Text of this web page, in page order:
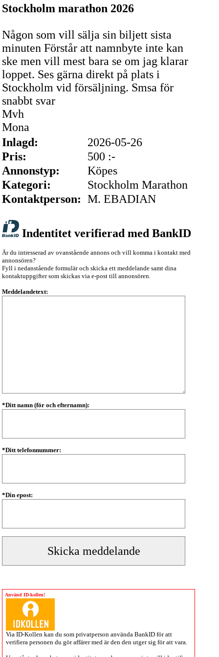
Stockholm marathon 2026
Någon som vill sälja sin biljett sista
minuten Förstår att namnbyte inte kan
ske men vill mest bara se om jag klarar
loppet. Ses gärna direkt på plats i
Stockholm vid försäljning. Smsa för
snabbt svar
Mvh
Mona
Inlagd:
2026-05-26
Pris:
500 :-
Annonstyp:
Köpes
Kategori:
Stockholm Marathon
Kontaktperson: M. EBADIAN
Indentitet verifierad med BankID
Är du intresserad av ovanstående annons och vill komma i kontakt med
annonsören?
Fyll i nedanstående formulär och skicka ett meddelande samt dina
kontaktuppgifter som skickas via e-post till annonsören.
Meddelandetext:
*Ditt namn (för och efternamn):
*Ditt telefonnummer:
*Din epost:
Använd ID-kollen!
Via ID-Kollen kan du som privatperson använda BankID för att
verifiera personen du gör affärer med är den den utger sig för att vara.